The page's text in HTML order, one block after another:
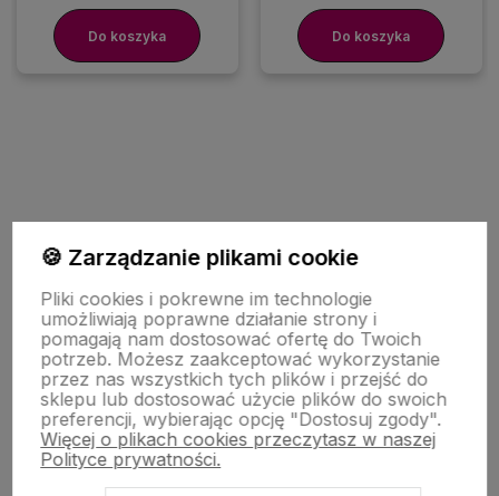
Do koszyka Do koszyka
Pomoc
Moje konto
Zakupy
🍪 Zarządzanie plikami cookie
Pliki cookies i pokrewne im technologie
umożliwiają poprawne działanie strony i
pomagają nam dostosować ofertę do Twoich
potrzeb. Możesz zaakceptować wykorzystanie
przez nas wszystkich tych plików i przejść do
sklepu lub dostosować użycie plików do swoich
preferencji, wybierając opcję "Dostosuj zgody".
Więcej o plikach cookies przeczytasz w naszej
Polityce prywatności.